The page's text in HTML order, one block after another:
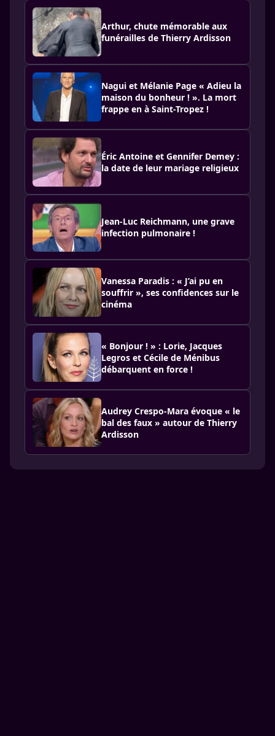
Arthur, chute mémorable aux
funérailles de Thierry Ardisson
Nagui et Mélanie Page « Adieu la
maison du bonheur ! ». La mort
frappe en à Saint-Tropez !
Éric Antoine et Gennifer Demey :
la date de leur mariage religieux
Jean-Luc Reichmann, une grave
infection pulmonaire !
Vanessa Paradis : « J’ai pu en
souffrir », ses confidences sur le
cinéma
« Bonjour ! » : Lorie, Jacques
Legros et Cécile de Ménibus
débarquent en force !
Audrey Crespo-Mara évoque « le
bal des faux » autour de Thierry
Ardisson